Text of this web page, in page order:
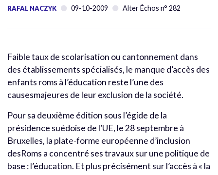
RAFAL NACZYK 09-10-2009 Alter Échos n° 282
Faible taux de scolarisation ou cantonnement dans
des établissements spécialisés, le manque d’accès des
enfants roms à l’éducation reste l’une des
causesmajeures de leur exclusion de la société.
Pour sa deuxième édition sous l’égide de la
présidence suédoise de l’UE, le 28 septembre à
Bruxelles, la plate-forme européenne d’inclusion
desRoms a concentré ses travaux sur une politique de
base : l’éducation. Et plus précisément sur l’accès à « la